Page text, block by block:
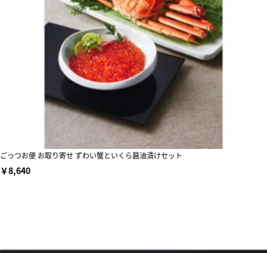
ごっつお便 お取り寄せ ずわい蟹といくら醤油漬けセット
￥8,640